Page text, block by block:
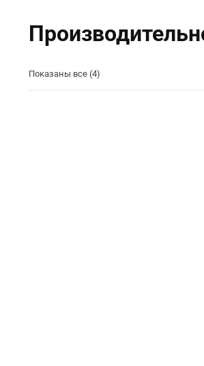
Показаны все (4)